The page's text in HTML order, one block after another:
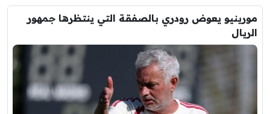
مورينيو يعوض رودري بالصفقة التي ينتظرها جمهور
الريال